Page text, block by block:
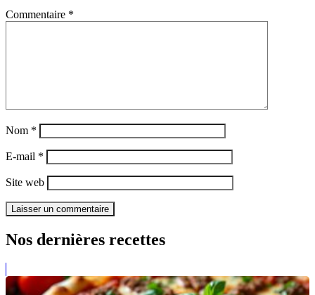
Commentaire *
Nom *
E-mail *
Site web
Nos dernières recettes